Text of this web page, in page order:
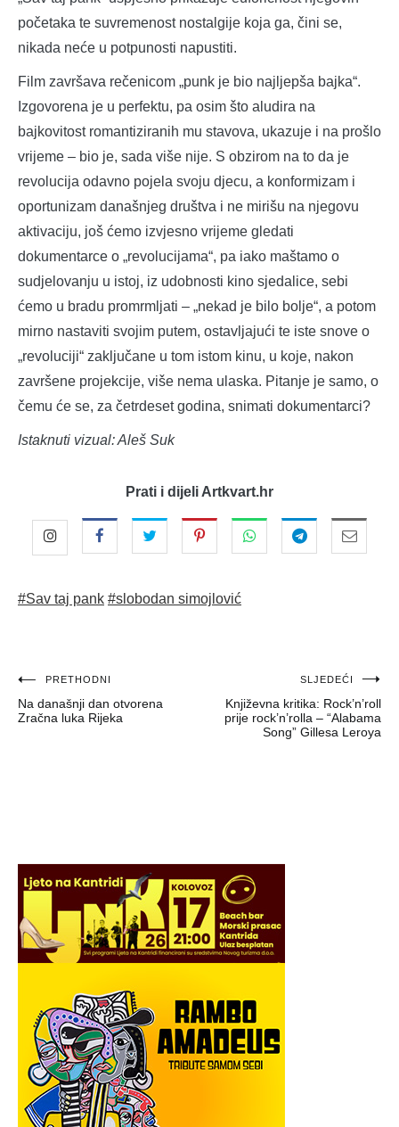
početaka te suvremenost nostalgije koja ga, čini se,
nikada neće u potpunosti napustiti.
Film završava rečenicom „punk je bio najljepša bajka“.
Izgovorena je u perfektu, pa osim što aludira na
bajkovitost romantiziranih mu stavova, ukazuje i na prošlo
vrijeme – bio je, sada više nije. S obzirom na to da je
revolucija odavno pojela svoju djecu, a konformizam i
oportunizam današnjeg društva i ne mirišu na njegovu
aktivaciju, još ćemo izvjesno vrijeme gledati
dokumentarce o „revolucijama“, pa iako maštamo o
sudjelovanju u istoj, iz udobnosti kino sjedalice, sebi
ćemo u bradu promrmljati – „nekad je bilo bolje“, a potom
mirno nastaviti svojim putem, ostavljajući te iste snove o
„revoluciji“ zaključane u tom istom kinu, u koje, nakon
završene projekcije, više nema ulaska. Pitanje je samo, o
čemu će se, za četrdeset godina, snimati dokumentarci?
Istaknuti vizual: Aleš Suk
Prati i dijeli Artkvart.hr
#Sav taj pank #slobodan simojlović
Navigacija
objava
PRETHODNI
Na današnji dan otvorena
Zračna luka Rijeka
SLJEDEĆI
Književna kritika: Rock’n’roll
prije rock’n’rolla – “Alabama
Song” Gillesa Leroya